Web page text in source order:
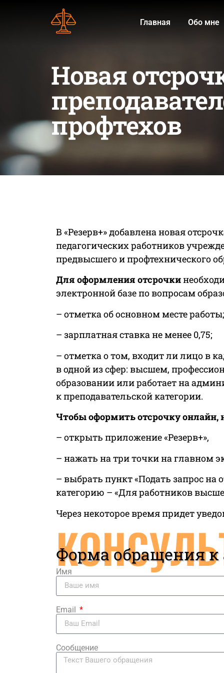
Главная Обо мне
Новая
профтехов
В «Резерв+» добавлена новая
педагогических работников
предвысшего и профтехнического
Для оформления отсрочки
электронной базе по вопросам
– отметка об основном месте работы;
– зарплатная ставка не менее 0,75;
– отметка о том, входит ли лицо в
в одной из сфер: высшем,
образовании или работает на
к преподавательской категории.
Чтобы оформить отсрочку онлайн,
– открыть приложение «Резерв+»,
– нажать на три точки на главном
– выбрать пункт «Подать запрос на
категорию – «Для работников
Через некоторое время придет
Форма обращения к
Имя
Email
Сообщение